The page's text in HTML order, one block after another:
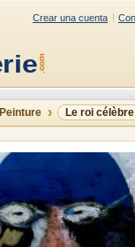
Crear una cuenta
Peinture Le roi